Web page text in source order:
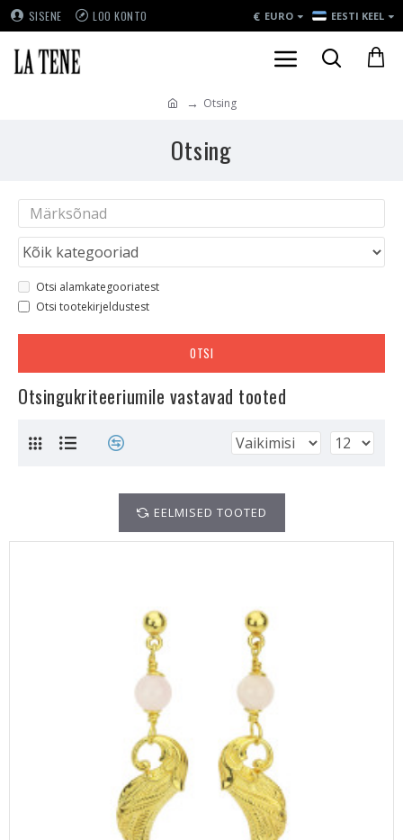
SISENE LOO KONTO € EURO EESTI KEEL
Otsing
Otsing
Otsi alamkategooriatest
Otsi tootekirjeldustest
OTSI
Otsingukriteeriumile vastavad tooted
EELMISED TOOTED